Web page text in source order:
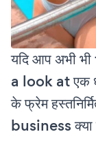
यदि आप अभी
a look at एक
के फ्रेम
business क्या